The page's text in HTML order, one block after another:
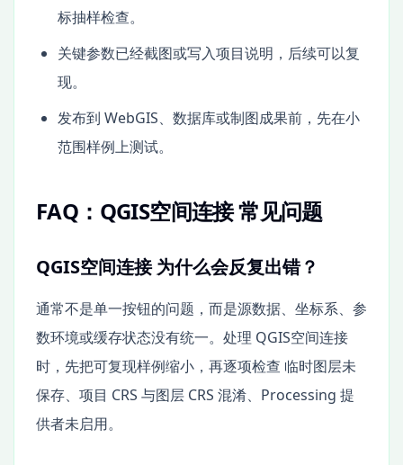
标抽样检查。
关键参数已经截图或写入项目说明，后续可以复
现。
发布到 WebGIS、数据库或制图成果前，先在小
范围样例上测试。
FAQ：QGIS空间连接 常见问题
QGIS空间连接 为什么会反复出错？
通常不是单一按钮的问题，而是源数据、坐标系、参
数环境或缓存状态没有统一。处理 QGIS空间连接
时，先把可复现样例缩小，再逐项检查 临时图层未
保存、项目 CRS 与图层 CRS 混淆、Processing 提
供者未启用。